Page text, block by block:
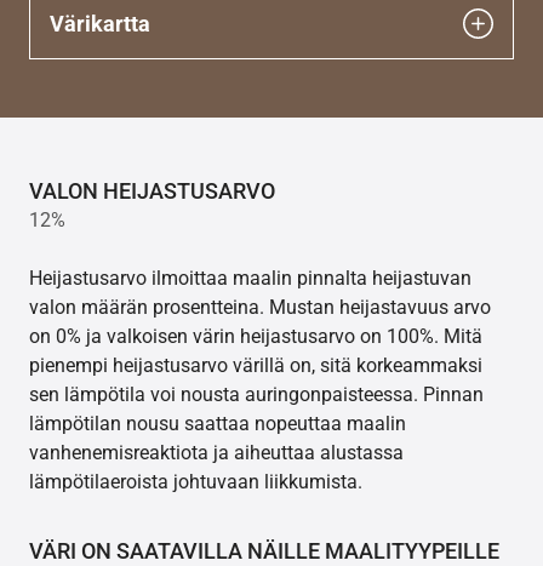
Värikartta
VALON HEIJASTUSARVO
12%
Heijastusarvo ilmoittaa maalin pinnalta heijastuvan
valon määrän prosentteina. Mustan heijastavuus arvo
on 0% ja valkoisen värin heijastusarvo on 100%. Mitä
pienempi heijastusarvo värillä on, sitä korkeammaksi
sen lämpötila voi nousta auringonpaisteessa. Pinnan
lämpötilan nousu saattaa nopeuttaa maalin
vanhenemisreaktiota ja aiheuttaa alustassa
lämpötilaeroista johtuvaan liikkumista.
VÄRI ON SAATAVILLA NÄILLE MAALITYYPEILLE